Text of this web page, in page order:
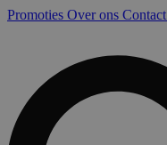
Promoties Over ons Contact